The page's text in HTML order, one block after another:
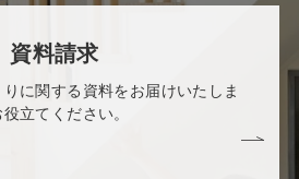
資料請求
に関する資料をお届けいたしま
立てください。